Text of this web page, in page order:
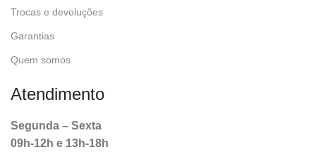
Trocas e devoluções
Garantias
Quem somos
Atendimento
Segunda – Sexta
09h-12h e 13h-18h